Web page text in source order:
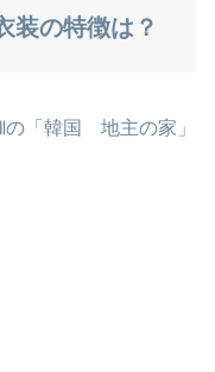
装の特徴は？
「韓国 地主の家」